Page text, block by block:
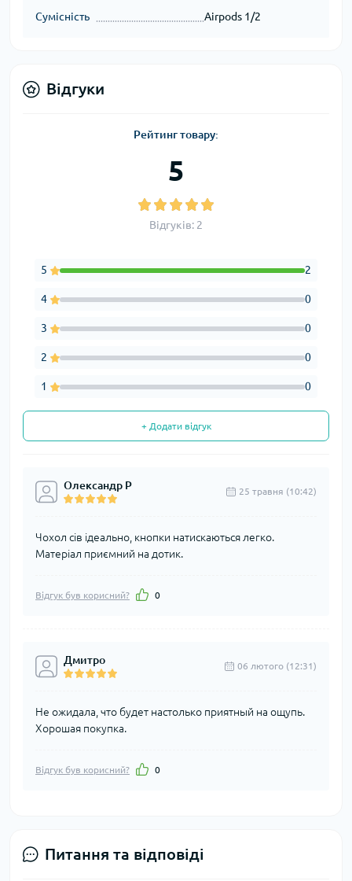
Сумісність Airpods 1/2
Відгуки
Рейтинг товару:
5
Відгуків: 2
5 2
4 0
3 0
2 0
1 0
+ Додати відгук
Олександр Р 25 травня (10:42)
Чохол сів ідеально, кнопки натискаються легко.
Матеріал приємний на дотик.
Відгук був корисний? 0
Дмитро 06 лютого (12:31)
Не ожидала, что будет настолько приятный на ощупь.
Хорошая покупка.
Відгук був корисний? 0
Питання та відповіді